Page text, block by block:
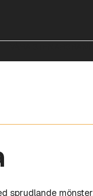
sprudlande